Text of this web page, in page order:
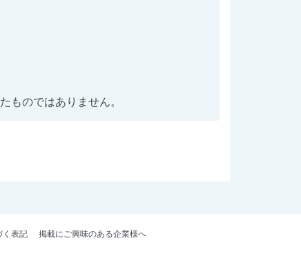
ものではありません。
く表記 掲載にご興味のある企業様へ